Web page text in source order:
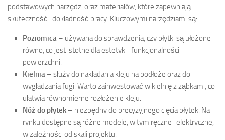
podstawowych narzędzi oraz materiałów, które zapewniają
skuteczność i dokładność pracy. Kluczowymi narzędziami są:
Poziomica – używana do sprawdzenia, czy płytki są ułożone
równo, co jest istotne dla estetyki i funkcjonalności
powierzchni.
Kielnia – służy do nakładania kleju na podłoże oraz do
wygładzania fugi. Warto zainwestować w kielnię z ząbkami, co
ułatwia równomierne rozłożenie kleju.
Nóż do płytek – niezbędny do precyzyjnego cięcia płytek. Na
rynku dostępne są różne modele, w tym ręczne i elektryczne,
w zależności od skali projektu.